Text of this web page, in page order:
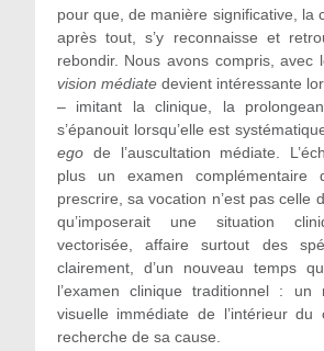
pour que, de manière significative, la
après tout, s’y reconnaisse et
rebondir. Nous avons compris, avec
vision médiatedevient intéressante
– imitant la clinique, la
s’épanouit lorsqu’elle est
egode l’auscultation médiate.
plus un examen complémentaire
prescrire, sa vocation n’est pas celle
qu’imposerait une situation
vectorisée, affaire surtout des
clairement, d’un nouveau temps
l’examen clinique traditionnel : un
visuelle immédiate de l’intérieur
recherche de sa cause.